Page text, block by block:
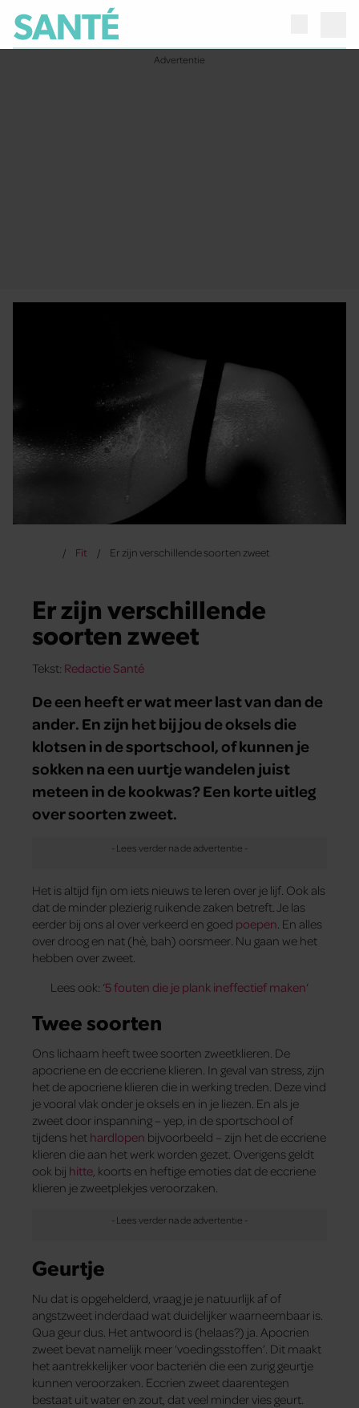
Fit Er zijn verschillende soorten zweet
Er zijn verschillende
soorten zweet
Tekst: Redactie Santé
De een heeft er wat meer last van dan de
ander. En zijn het bij jou de oksels die
klotsen in de sportschool, of kunnen je
sokken na een uurtje wandelen juist
meteen in de kookwas? Een korte uitleg
over soorten zweet.
Het is altijd fijn om iets nieuws te leren over je lijf. Ook als
dat de minder plezierig ruikende zaken betreft. Je las
eerder bij ons al over verkeerd en goed poepen . En alles
over droog en nat (hè, bah) oorsmeer. Nu gaan we het
hebben over zweet.
Lees ook: ‘5 fouten die je plank ineffectief maken‘
Twee soorten
Ons lichaam heeft twee soorten zweetklieren. De
apocriene en de eccriene klieren. In geval van stress, zijn
het de apocriene klieren die in werking treden. Deze vind
je vooral vlak onder je oksels en in je liezen. En als je
zweet door inspanning – yep, in de sportschool of
tijdens het hardlopen bijvoorbeeld – zijn het de eccriene
klieren die aan het werk worden gezet. Overigens geldt
ook bij hitte , koorts en heftige emoties dat de eccriene
klieren je zweetplekjes veroorzaken.
Geurtje
Nu dat is opgehelderd, vraag je je natuurlijk af of
angstzweet inderdaad wat duidelijker waarneembaar is.
Qua geur dus. Het antwoord is (helaas?) ja. Apocrien
zweet bevat namelijk meer ‘voedingsstoffen’. Dit maakt
het aantrekkelijker voor bacteriën die een zurig geurtje
kunnen veroorzaken. Eccrien zweet daarentegen
bestaat uit water en zout, dat veel minder vies geurt.